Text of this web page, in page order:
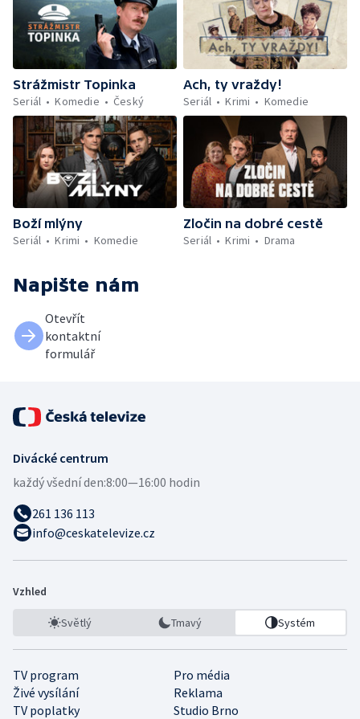
Strážmistr Topinka
Seriál
Komedie Český
Ach, ty vraždy!
Seriál
Krimi Komedie
Boží mlýny
Seriál
Krimi Komedie
Zločin na dobré cestě
Seriál
Krimi Drama
Napište nám
Otevřít
kontaktní
formulář
Divácké centrum
každý všední den:8:00—16:00 hodin
261 136 113
info@ceskatelevize.cz
Vzhled
Světlý Tmavý Systém
TV program
Pro média
Živé vysílání
Reklama
TV poplatky
Studio Brno